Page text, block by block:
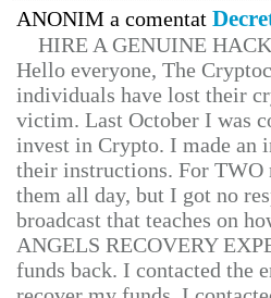
ANONIM a comentat
HIRE A GENUINE
Hello everyone, The
individuals have lost their
victim. Last October I was
invest in Crypto. I made
their instructions. For TWO
them all day, but I got no
broadcast that teaches on
ANGELS RECOVERY
funds back. I contacted the